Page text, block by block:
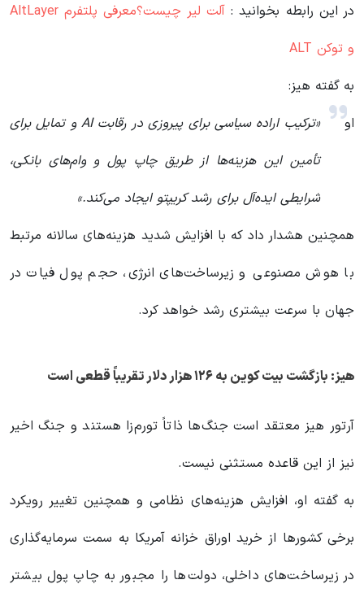
در این رابطه بخوانید‌ :
آلت لیر چیست؟معرفی پلتفرم AltLayer
و توکن ALT
به گفته هیز:
«ترکیب اراده سیاسی برای پیروزی در رقابت AI و تمایل برای
تأمین این هزینه‌ها از طریق چاپ پول و وام‌های بانکی،
شرایطی ایده‌آل برای رشد کریپتو ایجاد می‌کند.»
او
همچنین هشدار داد که با افزایش شدید هزینه‌های سالانه مرتبط
با هوش مصنوعی و زیرساخت‌های انرژی، حجم پول فیات در
جهان با سرعت بیشتری رشد خواهد کرد.
هیز: بازگشت بیت کوین به ۱۲۶ هزار دلار تقریباً قطعی است
آرتور هیز معتقد است جنگ‌ها ذاتاً تورم‌زا هستند و جنگ اخیر
نیز از این قاعده مستثنی نیست.
به گفته او، افزایش هزینه‌های نظامی و همچنین تغییر رویکرد
برخی کشورها از خرید اوراق خزانه آمریکا به سمت سرمایه‌گذاری
در زیرساخت‌های داخلی، دولت‌ها را مجبور به چاپ پول بیشتر